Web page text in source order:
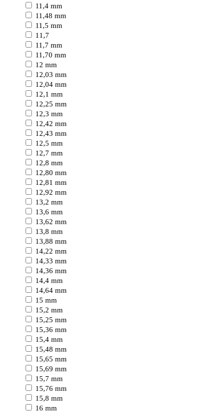
11,4 mm
11,48 mm
11,5 mm
11,7
11,7 mm
11,70 mm
12 mm
12,03 mm
12,04 mm
12,1 mm
12,25 mm
12,3 mm
12,42 mm
12,43 mm
12,5 mm
12,7 mm
12,8 mm
12,80 mm
12,81 mm
12,92 mm
13,2 mm
13,6 mm
13,62 mm
13,8 mm
13,88 mm
14,22 mm
14,33 mm
14,36 mm
14,4 mm
14,64 mm
15 mm
15,2 mm
15,25 mm
15,36 mm
15,4 mm
15,48 mm
15,65 mm
15,69 mm
15,7 mm
15,76 mm
15,8 mm
16 mm